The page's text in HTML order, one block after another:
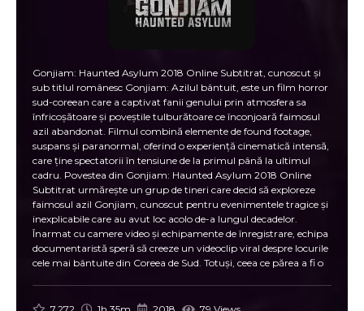
Gonjiam: Haunted Asylum 2018 Online Subtitrat, cunoscut și
sub titlul românesc Gonjiam: Azilul bântuit, este un film horror
sud-coreean care a captivat fanii genului prin atmosfera sa
înfricoșătoare și poveștile tulburătoare ce înconjoară faimosul
azil abandonat. Filmul combină elemente de found footage,
suspans și paranormal, oferind o experiență cinematică intensă,
care ține spectatorii în tensiune de la primul până la ultimul
cadru. Povestea din Gonjiam: Haunted Asylum 2018 Online
Subtitrat urmărește un grup de tineri care decid să exploreze
faimosul azil Gonjiam, cunoscut pentru evenimentele tragice și
inexplicabile care au avut loc acolo de-a lungul decadelor.
Înarmat cu camere video și echipamente de înregistrare, echipa
documentaristă speră să creeze un videoclip viral despre locurile
cele mai bântuite din Coreea de Sud. Totuși, ceea ce părea a fi o
al azilului dezvăluie secrete întunecate, iar prezența forțelor